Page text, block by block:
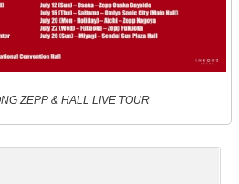
ZEPP & HALL LIVE TOUR